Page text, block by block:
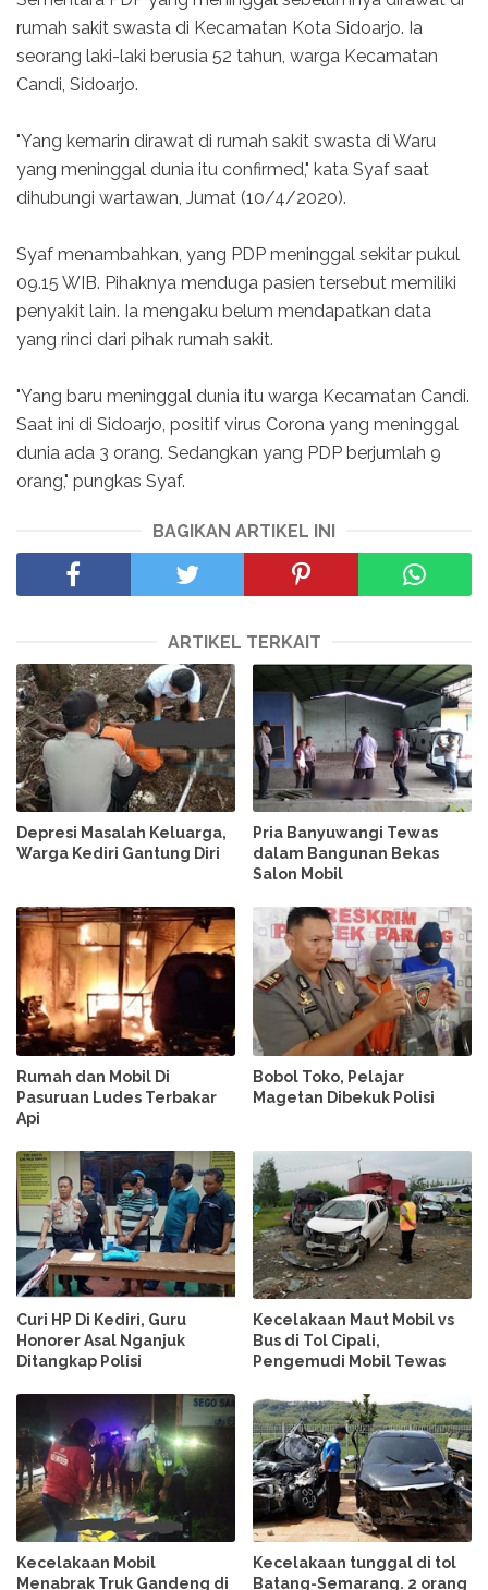
rumah sakit swasta di Kecamatan Kota Sidoarjo. Ia
seorang laki-laki berusia 52 tahun, warga Kecamatan
Candi, Sidoarjo.
"Yang kemarin dirawat di rumah sakit swasta di Waru
yang meninggal dunia itu confirmed," kata Syaf saat
dihubungi wartawan, Jumat (10/4/2020).
Syaf menambahkan, yang PDP meninggal sekitar pukul
09.15 WIB. Pihaknya menduga pasien tersebut memiliki
penyakit lain. Ia mengaku belum mendapatkan data
yang rinci dari pihak rumah sakit.
"Yang baru meninggal dunia itu warga Kecamatan Candi.
Saat ini di Sidoarjo, positif virus Corona yang meninggal
dunia ada 3 orang. Sedangkan yang PDP berjumlah 9
orang," pungkas Syaf.
BAGIKAN ARTIKEL INI
ARTIKEL TERKAIT
Depresi Masalah Keluarga,
Warga Kediri Gantung Diri
Pria Banyuwangi Tewas
dalam Bangunan Bekas
Salon Mobil
Rumah dan Mobil Di
Pasuruan Ludes Terbakar
Api
Bobol Toko, Pelajar
Magetan Dibekuk Polisi
Curi HP Di Kediri, Guru
Honorer Asal Nganjuk
Ditangkap Polisi
Kecelakaan Maut Mobil vs
Bus di Tol Cipali,
Pengemudi Mobil Tewas
Kecelakaan Mobil
Menabrak Truk Gandeng di
Kecelakaan tunggal di tol
Batang-Semarang. 2 orang